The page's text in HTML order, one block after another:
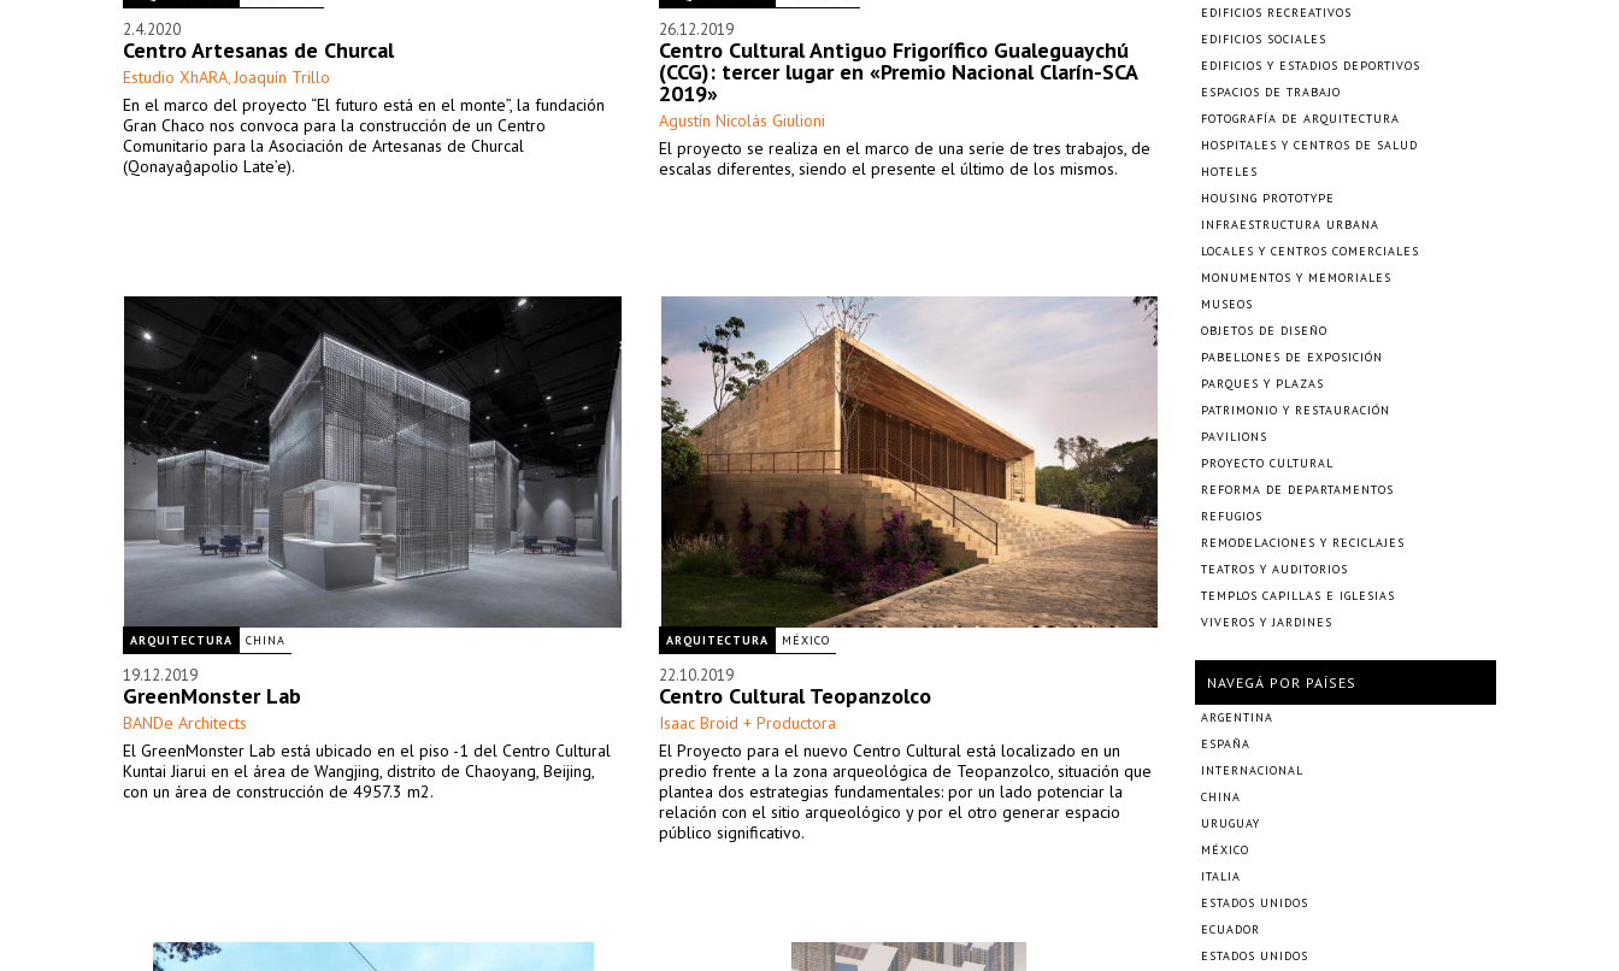
2.4.2020
Centro Artesanas de Churcal
Estudio XhARA, Joaquín Trillo
En el marco del proyecto “El futuro está en el monte”, la fundación
Gran Chaco nos convoca para la construcción de un Centro
Comunitario para la Asociación de Artesanas de Churcal
(Qonayaĝapolio Late’e).
26.12.2019
Centro Cultural Antiguo Frigorífico Gualeguaychú
(CCG): tercer lugar en «Premio Nacional Clarín-SCA
2019»
Agustín Nicolás Giulioni
El proyecto se realiza en el marco de una serie de tres trabajos, de
escalas diferentes, siendo el presente el último de los mismos.
ARQUITECTURA CHINA
19.12.2019
GreenMonster Lab
BANDe Architects
El GreenMonster Lab está ubicado en el piso -1 del Centro Cultural
Kuntai Jiarui en el área de Wangjing, distrito de Chaoyang, Beijing,
con un área de construcción de 4957.3 m2.
ARQUITECTURA MÉXICO
22.10.2019
Centro Cultural Teopanzolco
Isaac Broid + Productora
El Proyecto para el nuevo Centro Cultural está localizado en un
predio frente a la zona arqueológica de Teopanzolco, situación que
plantea dos estrategias fundamentales: por un lado potenciar la
relación con el sitio arqueológico y por el otro generar espacio
público significativo.
EDIFICIOS RECREATIVOS
EDIFICIOS SOCIALES
EDIFICIOS Y ESTADIOS DEPORTIVOS
ESPACIOS DE TRABAJO
FOTOGRAFÍA DE ARQUITECTURA
HOSPITALES Y CENTROS DE SALUD
HOTELES
HOUSING PROTOTYPE
INFRAESTRUCTURA URBANA
LOCALES Y CENTROS COMERCIALES
MONUMENTOS Y MEMORIALES
MUSEOS
OBJETOS DE DISEÑO
PABELLONES DE EXPOSICIÓN
PARQUES Y PLAZAS
PATRIMONIO Y RESTAURACIÓN
PAVILIONS
PROYECTO CULTURAL
REFORMA DE DEPARTAMENTOS
REFUGIOS
REMODELACIONES Y RECICLAJES
TEATROS Y AUDITORIOS
TEMPLOS CAPILLAS E IGLESIAS
VIVEROS Y JARDINES
NAVEGÁ POR PAÍSES
ARGENTINA
ESPAÑA
INTERNACIONAL
CHINA
URUGUAY
MÉXICO
ITALIA
ESTADOS UNIDOS
ECUADOR
ESTADOS UNIDOS